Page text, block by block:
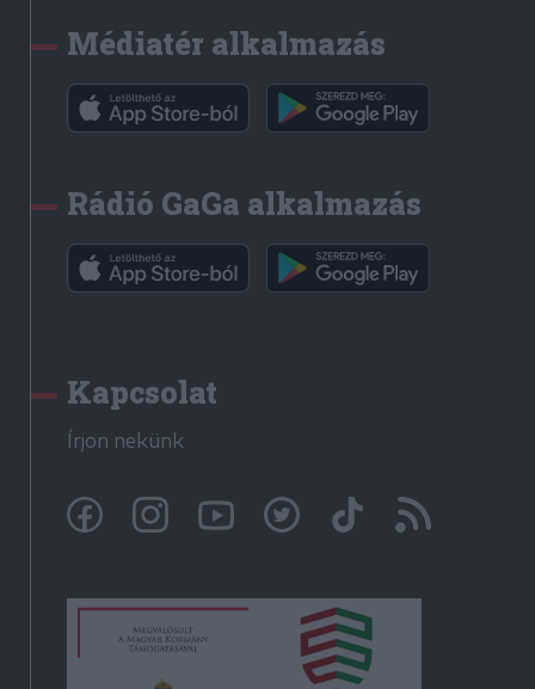
Médiatér alkalmazás
Rádió GaGa alkalmazás
Kapcsolat
Írjon nekünk